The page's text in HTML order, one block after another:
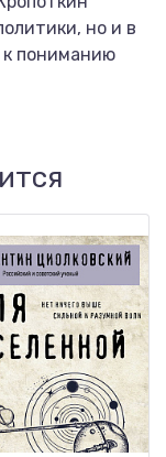
но и в
к пониманию